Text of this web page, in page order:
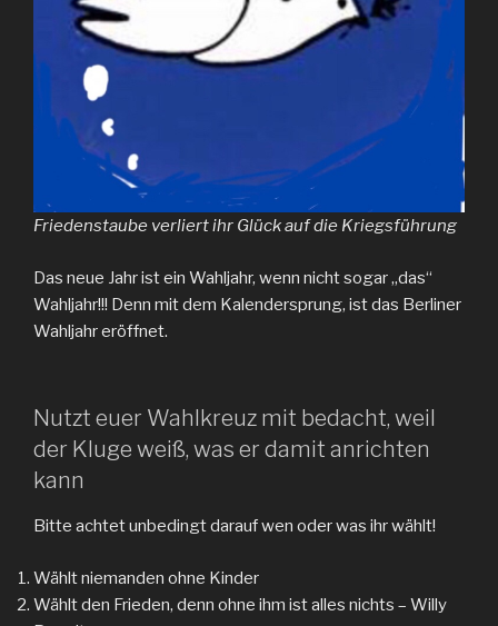
Friedenstaube verliert ihr Glück auf die Kriegsführung
Das neue Jahr ist ein Wahljahr, wenn nicht sogar „das“
Wahljahr!!! Denn mit dem Kalendersprung, ist das Berliner
Wahljahr eröffnet.
Nutzt euer Wahlkreuz mit bedacht, weil
der Kluge weiß, was er damit anrichten
kann
Bitte achtet unbedingt darauf wen oder was ihr wählt!
Wählt niemanden ohne Kinder
Wählt den Frieden, denn ohne ihm ist alles nichts – Willy